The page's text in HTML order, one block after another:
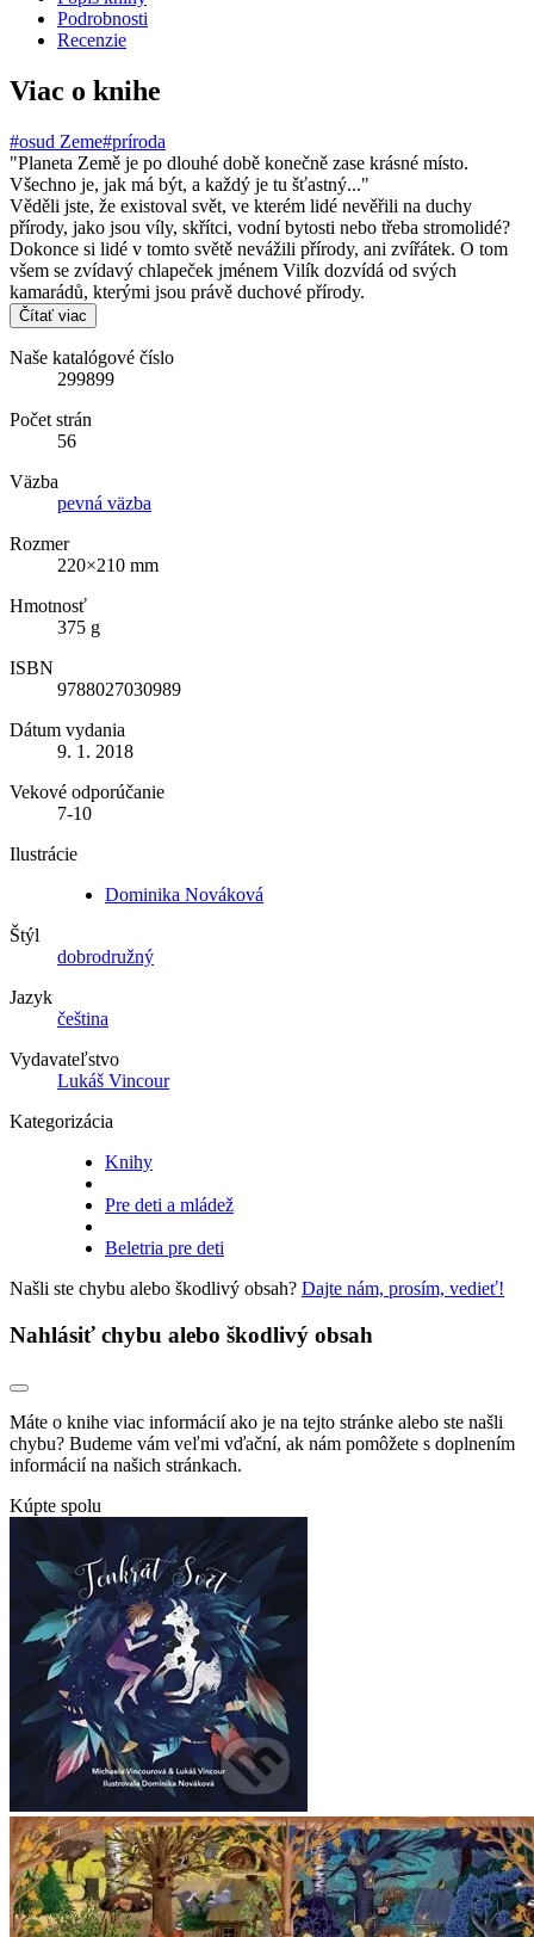
Podrobnosti
Recenzie
Viac o knihe
#osud Zeme#príroda
"Planeta Země je po dlouhé době konečně zase krásné místo.
Všechno je, jak má být, a každý je tu šťastný..."
Věděli jste, že existoval svět, ve kterém lidé nevěřili na duchy
přírody, jako jsou víly, skřítci, vodní bytosti nebo třeba stromolidé?
Dokonce si lidé v tomto světě nevážili přírody, ani zvířátek. O tom
všem se zvídavý chlapeček jménem Vilík dozvídá od svých
kamarádů, kterými jsou právě duchové přírody.
Čítať viac
Naše katalógové číslo
299899
Počet strán
56
Väzba
pevná väzba
Rozmer
220×210 mm
Hmotnosť
375 g
ISBN
9788027030989
Dátum vydania
9. 1. 2018
Vekové odporúčanie
7-10
Ilustrácie
Dominika Nováková
Štýl
dobrodružný
Jazyk
čeština
Vydavateľstvo
Lukáš Vincour
Kategorizácia
Knihy
Pre deti a mládež
Beletria pre deti
Našli ste chybu alebo škodlivý obsah? Dajte nám, prosím, vedieť!
Nahlásiť chybu alebo škodlivý obsah
Máte o knihe viac informácií ako je na tejto stránke alebo ste našli
chybu? Budeme vám veľmi vďační, ak nám pomôžete s doplnením
informácií na našich stránkach.
Kúpte spolu